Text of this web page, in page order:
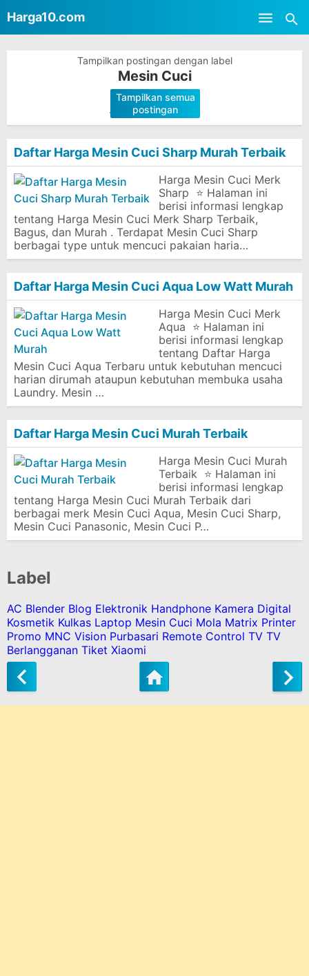
Harga10.com
Tampilkan postingan dengan label
Mesin Cuci
.
Tampilkan semua
postingan
Daftar Harga Mesin Cuci Sharp Murah Terbaik
Harga Mesin Cuci Merk
Sharp ⭐ Halaman ini
berisi informasi lengkap
tentang Harga Mesin Cuci Merk Sharp Terbaik,
Bagus, dan Murah . Terdapat Mesin Cuci Sharp
berbagai type untuk mencuci pakaian haria…
Daftar Harga Mesin Cuci Aqua Low Watt Murah
Harga Mesin Cuci Merk
Aqua ⭐ Halaman ini
berisi informasi lengkap
tentang Daftar Harga
Mesin Cuci Aqua Terbaru untuk kebutuhan mencuci
harian dirumah ataupun kebutuhan membuka usaha
Laundry. Mesin …
Daftar Harga Mesin Cuci Murah Terbaik
Harga Mesin Cuci Murah
Terbaik ⭐ Halaman ini
berisi informasi lengkap
tentang Harga Mesin Cuci Murah Terbaik dari
berbagai merk Mesin Cuci Aqua, Mesin Cuci Sharp,
Mesin Cuci Panasonic, Mesin Cuci P…
Label
AC Blender Blog Elektronik Handphone Kamera Digital
Kosmetik Kulkas Laptop Mesin Cuci Mola Matrix Printer
Promo MNC Vision Purbasari Remote Control TV TV
Berlangganan Tiket Xiaomi